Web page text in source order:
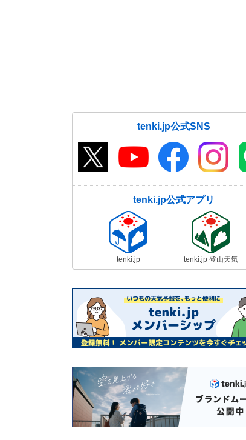
tenki.jp公式SNS
tenki.jp公式アプリ
tenki.jp tenki.jp 登山天気